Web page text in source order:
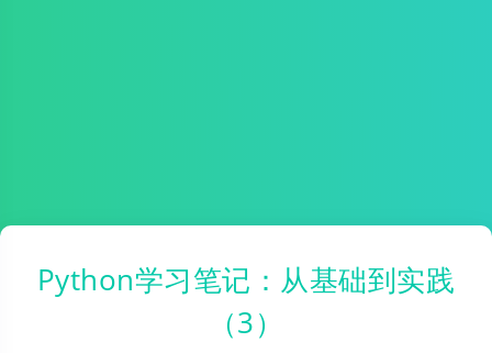
Python学习笔记：从基础到实践
（3）